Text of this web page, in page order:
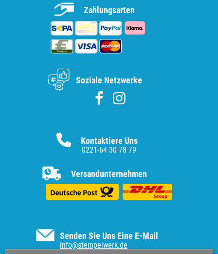
Senden Sie Uns Eine E-Mail
info@stempelwerk.de
Kontaktiere Uns
0221-64 30 78 79
Versandunternehmen
Zahlungsarten
Soziale Netzwerke